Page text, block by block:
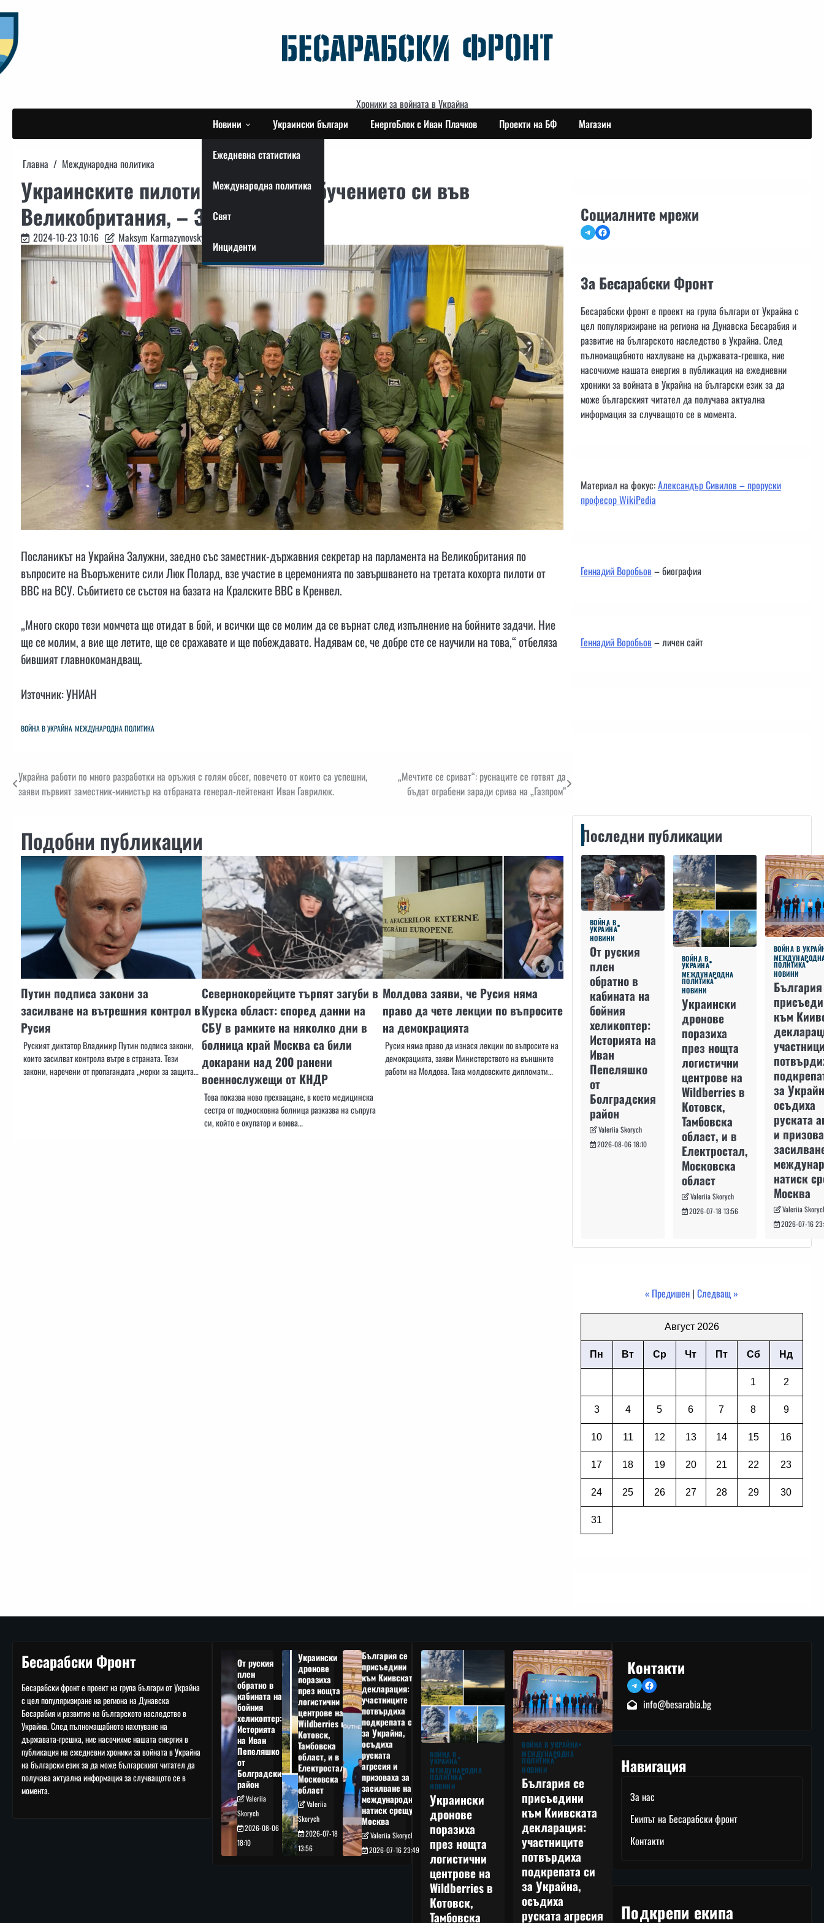
to
content
Хроники за войната в Украйна
Новини
Ежедневна статистика
Международна политика
Свят
Инциденти
Украински българи ЕнергоБлок с Иван Плачков Проекти на БФ Магазин
Главна Международна политика
Украинските пилоти завършиха обучението си във
Великобритания, – Залужни
2024-10-23 10:16 Maksym Karmazynovskyi
Посланикът на Украйна Залужни, заедно със заместник-държавния секретар на парламента на Великобритания по
въпросите на Въоръжените сили Люк Полард, взе участие в церемонията по завършването на третата кохорта пилоти от
ВВС на ВСУ. Събитието се състоя на базата на Кралските ВВС в Кренвел.
„Много скоро тези момчета ще отидат в бой, и всички ще се молим да се върнат след изпълнение на бойните задачи. Ние
ще се молим, а вие ще летите, ще се сражавате и ще побеждавате. Надявам се, че добре сте се научили на това,“ отбеляза
бившият главнокомандващ.
Източник: УНИАН
ВОЙНА В УКРАЙНА МЕЖДУНАРОДНА ПОЛИТИКА
Навигация
Украйна работи по много разработки на оръжия с голям обсег, повечето от които са успешни,
заяви първият заместник-министър на отбраната генерал-лейтенант Иван Гаврилюк.
„Мечтите се сриват“: руснаците се готвят да
бъдат ограбени заради срива на „Газпром”
Подобни публикации
Путин подписа закони за
засилване на вътрешния контрол в
Русия
Руският диктатор Владимир Путин подписа закони,
които засилват контрола вътре в страната. Тези
закони, наречени от пропагандата „мерки за защита…
Севернокорейците търпят загуби в
Курска област: според данни на
СБУ в рамките на няколко дни в
болница край Москва са били
докарани над 200 ранени
военнослужещи от КНДР
Това показва ново прехващане, в което медицинска
сестра от подмосковна болница разказва на съпруга
си, който е окупатор и воюва…
Молдова заяви, че Русия няма
право да чете лекции по въпросите
на демокрацията
Русия няма право да изнася лекции по въпросите на
демокрацията, заяви Министерството на външните
работи на Молдова. Така молдовските дипломати…
Социалните мрежи
TelegramFacebook
За Бесарабски Фронт
Бесарабски фронт е проект на група българи от Украйна с
цел популяризиране на региона на Дунавска Бесарабия и
развитие на българското наследство в Украйна. След
пълномащабното нахлуване на държавата-грешка, ние
насочихме нашата енергия в публикация на ежедневни
хроники за войната в Украйна на български език за да
може българският читател да получава актуална
информация за случващото се в момента.
Материал на фокус:Александър Сивилов – проруски
професор WikiPedia
Геннадий Воробьов– биография
Геннадий Воробьов– личен сайт
Последни публикации
ВОЙНА В
УКРАЙНА
НОВИНИ
От руския
плен
обратно в
кабината на
бойния
хеликоптер:
Историята на
Иван
Пепеляшко
от
Болградския
район
Valeriia Skorych
2026-08-06 18:10
ВОЙНА В
УКРАЙНА
МЕЖДУНАРОДНА
ПОЛИТИКА
НОВИНИ
Украински
дронове
поразиха
през нощта
логистични
центрове на
Wildberries в
Котовск,
Тамбовска
област, и в
Електростал,
Московска
област
Valeriia Skorych
2026-07-18 13:56
ВОЙНА В
ПОЛИТИКА
НОВИНИ
към
за
осъдиха
руската
и
натиск
Москва
Valeriia
2026-07-16
« Предишен |Следващ »
Август 2026
Пн Вт Ср Чт Пт Сб Нд
1 2
3 4 5 6 7 8 9
10 11 12 13 14 15 16
17 18 19 20 21 22 23
24 25 26 27 28 29 30
31
Бесарабски Фронт
Бесарабски фронт е проект на група българи от Украйна
с цел популяризиране на региона на Дунавска
Бесарабия и развитие на българското наследство в
Украйна. След пълномащабното нахлуване на
държавата-грешка, ние насочихме нашата енергия в
публикация на ежедневни хроники за войната в Украйна
на български език за да може българският читател да
получава актуална информация за случващото се в
момента.
От руския
плен
обратно в
кабината на
бойния
хеликоптер:
Историята
на Иван
Пепеляшко
от
Болградския
район
Valeriia
Skorych
2026-08-06
18:10
Украински
дронове
поразиха
през нощта
логистични
центрове на
Wildberries в
Котовск,
Тамбовска
област, и в
Електростал,
Московска
област
Valeriia
Skorych
2026-07-18
13:56
България се
присъедини
към Киивската
декларация:
участниците
потвърдиха
подкрепата си
за Украйна,
осъдиха
руската
агресия и
призоваха за
засилване на
международния
натиск срещу
Москва
Valeriia Skorych
2026-07-16 23:49
ВОЙНА В
УКРАЙНА
МЕЖДУНАРОДНА
ПОЛИТИКА
НОВИНИ
Украински
дронове
поразиха
през нощта
логистични
центрове на
Wildberries в
Котовск,
Тамбовска
ВОЙНА В УКРАЙНА
МЕЖДУНАРОДНА
ПОЛИТИКА
НОВИНИ
България се
присъедини
към Киивската
декларация:
участниците
потвърдиха
подкрепата си
за Украйна,
осъдиха
руската агресия
Контакти
TelegramFacebook
info@besarabia.bg
Навигация
За нас
Екипът на Бесарабски фронт
Контакти
Подкрепи екипа